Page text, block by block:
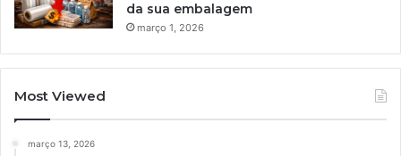
da sua embalagem
março 1, 2026
Most Viewed
março 13, 2026